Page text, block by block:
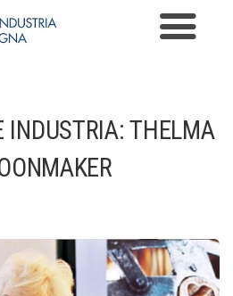
Programma
Gallery
Contatti
INDUSTRIA: THELMA